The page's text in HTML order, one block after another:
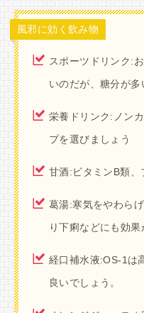
風邪に効く飲み物
スポーツドリンク:
いのだが、糖分が多
栄養ドリンク:ノン
プを選びましょう
甘酒:ビタミンB類、
葛湯:寒気をやわら
り下痢などにも効果
経口補水液:OS-1は
良いでしょう。